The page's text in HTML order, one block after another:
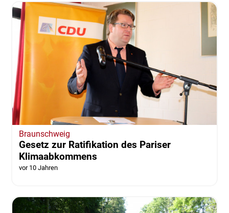
Braunschweig
Gesetz zur Ratifikation des Pariser
Klimaabkommens
vor 10 Jahren